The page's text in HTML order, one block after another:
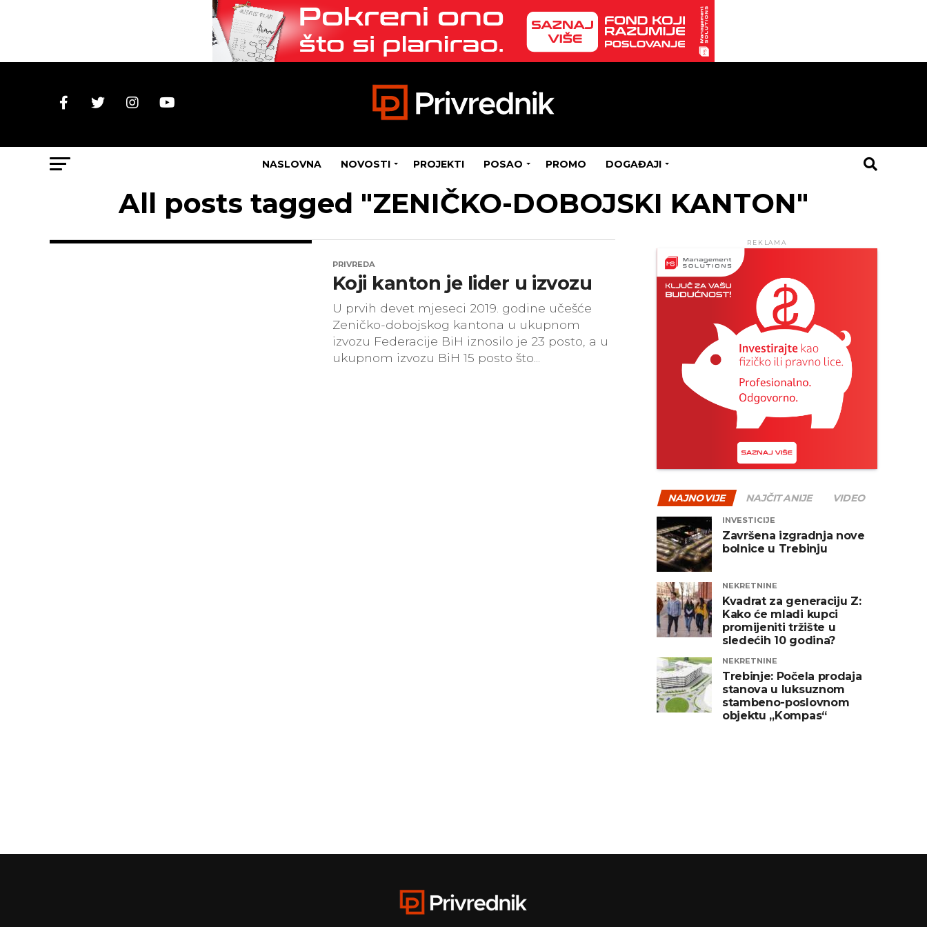
NASLOVNA NOVOSTI PROJEKTI POSAO PROMO DOGAĐAJI
All posts tagged "ZENIČKO-DOBOJSKI KANTON"
PRIVREDA
Koji kanton je lider u izvozu
U prvih devet mjeseci 2019. godine učešće
Zeničko-dobojskog kantona u ukupnom
izvozu Federacije BiH iznosilo je 23 posto, a u
ukupnom izvozu BiH 15 posto što...
REKLAMA
NAJNOVIJE NAJČITANIJE VIDEO
INVESTICIJE
Završena izgradnja nove
bolnice u Trebinju
NEKRETNINE
Kvadrat za generaciju Z:
Kako će mladi kupci
promijeniti tržište u
sledećih 10 godina?
NEKRETNINE
Trebinje: Počela prodaja
stanova u luksuznom
stambeno-poslovnom
objektu „Kompas“